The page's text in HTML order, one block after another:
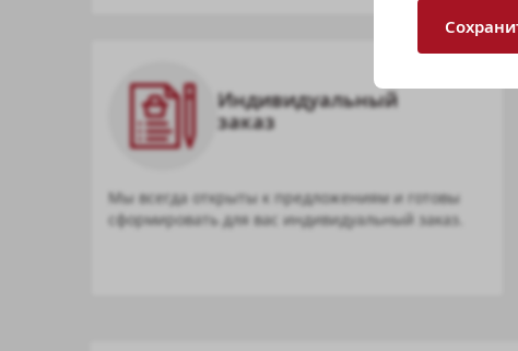
Индивидуальный
заказ
Мы всегда открыты к предложениям и готовы
сформировать для вас индивидуальный заказ.